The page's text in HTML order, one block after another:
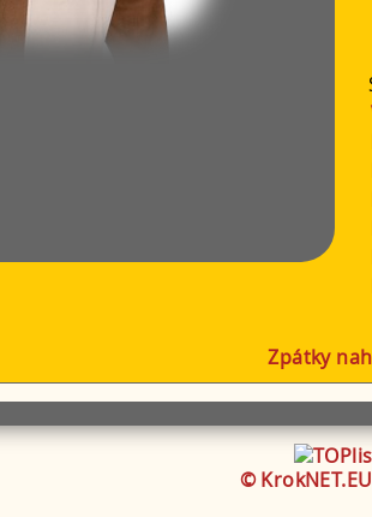
Zpátky
© KrokNET.EU